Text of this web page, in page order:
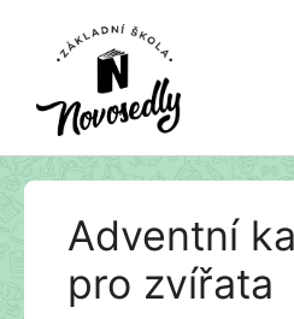
Přeskočit
Adventní
pro zvířata